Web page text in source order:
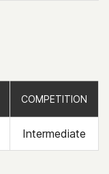
COMPETITION
Intermediate
COMPETITION